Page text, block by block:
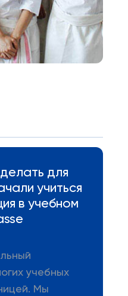
для
учиться
в учебном
учебных
Мы